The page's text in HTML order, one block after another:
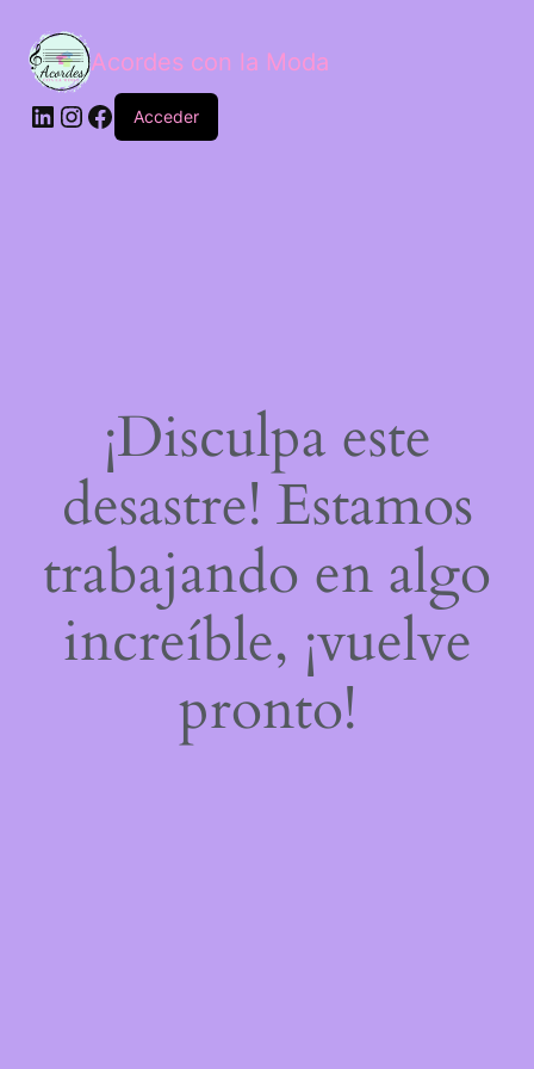
Acordes con la Moda
Acceder
¡Disculpa este
desastre! Estamos
trabajando en algo
increíble, ¡vuelve
pronto!